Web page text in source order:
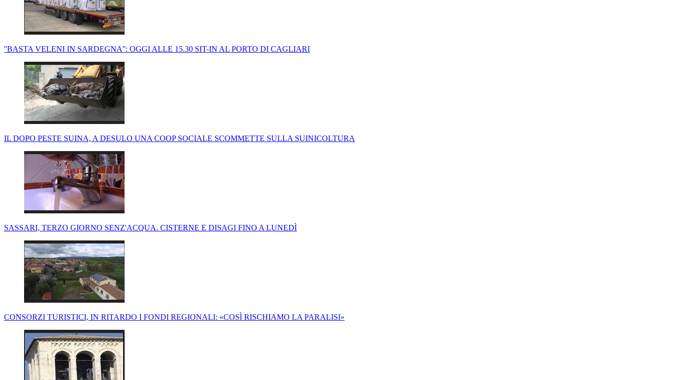
''BASTA VELENI IN SARDEGNA'': OGGI ALLE 15.30 SIT-IN AL PORTO DI CAGLIARI
IL DOPO PESTE SUINA, A DESULO UNA COOP SOCIALE SCOMMETTE SULLA SUINICOLTURA
SASSARI, TERZO GIORNO SENZ'ACQUA. CISTERNE E DISAGI FINO A LUNEDÌ
CONSORZI TURISTICI, IN RITARDO I FONDI REGIONALI: «COSÌ RISCHIAMO LA PARALISI»